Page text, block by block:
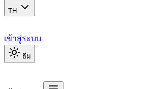
TH
เข้าสู่ระบบ
ธีม